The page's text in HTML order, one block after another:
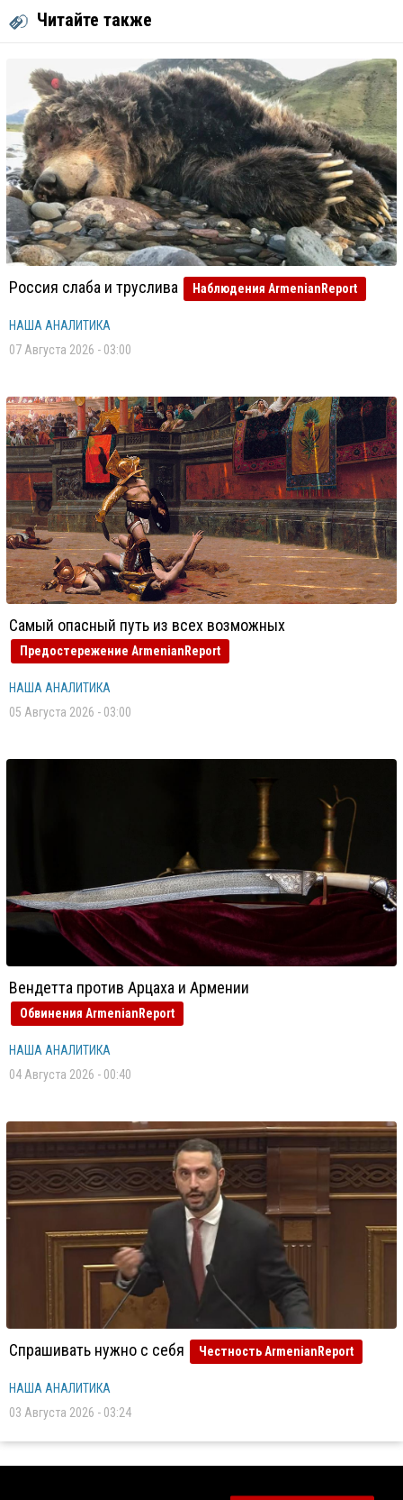
Читайте также
Россия слаба и труслива Наблюдения ArmenianReport
НАША АНАЛИТИКА
07 Августа 2026 - 03:00
Самый опасный путь из всех возможных
Предостережение ArmenianReport
НАША АНАЛИТИКА
05 Августа 2026 - 03:00
Вендетта против Арцаха и Армении
Обвинения ArmenianReport
НАША АНАЛИТИКА
04 Августа 2026 - 00:40
Спрашивать нужно с себя Честность ArmenianReport
НАША АНАЛИТИКА
03 Августа 2026 - 03:24